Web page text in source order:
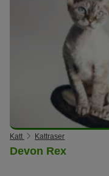
Katt Kattraser
Devon Rex